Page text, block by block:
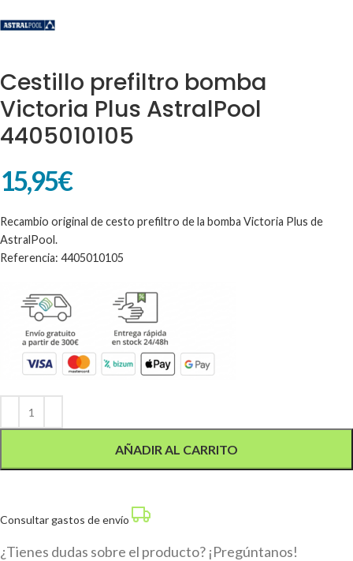
Cestillo prefiltro bomba
Victoria Plus AstralPool
4405010105
15,95€
Recambio original de cesto prefiltro de la bomba Victoria Plus de
AstralPool.
Referencia: 4405010105
AÑADIR AL CARRITO
Consultar gastos de envío
¿Tienes dudas sobre el producto? ¡Pregúntanos!